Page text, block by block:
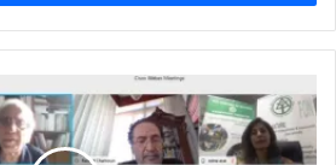
نشاط
ثقافي